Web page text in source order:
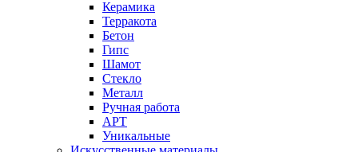
Керамика
Терракота
Бетон
Гипс
Шамот
Стекло
Металл
Ручная работа
АРТ
Уникальные